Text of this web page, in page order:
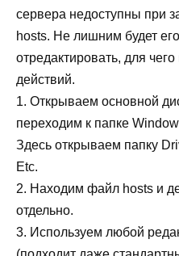
сервера недоступны при
hosts. Не лишним будет
отредактировать, для
действий.
1. Открываем основной
переходим к папке
Здесь открываем папку
Etc.
2. Находим файл hosts и
отдельно.
3. Используем любой